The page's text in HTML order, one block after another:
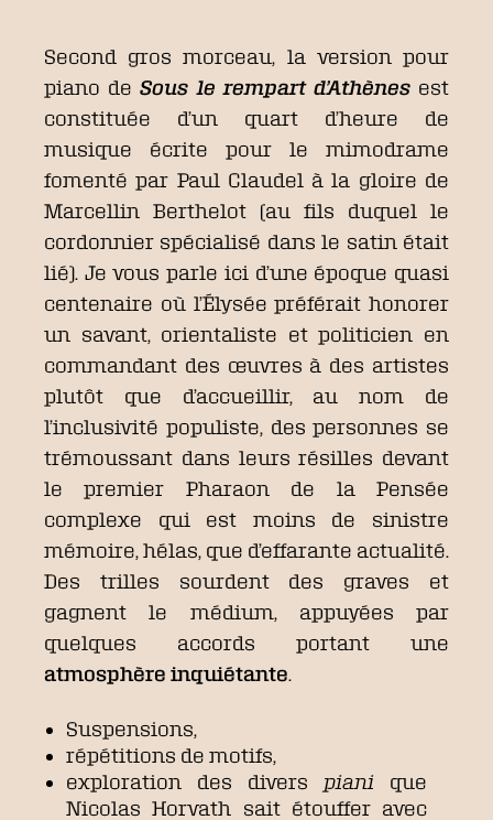
Second gros morceau, la version pour
piano deSous le rempart d’Athènesest
constituée d’un quart d’heure de
musique écrite pour le mimodrame
fomenté par Paul Claudel à la gloire de
Marcellin Berthelot (au fils duquel le
cordonnier spécialisé dans le satin était
lié). Je vous parle ici d’une époque quasi
centenaire où l’Élysée préférait honorer
un savant, orientaliste et politicien en
commandant des œuvres à des artistes
plutôt que d’accueillir, au nom de
l’inclusivité populiste, des personnes se
trémoussant dans leurs résilles devant
le premier Pharaon de la Pensée
complexe qui est moins de sinistre
mémoire, hélas, que d’effarante actualité.
Des trilles sourdent des graves et
gagnent le médium, appuyées par
quelques accords portant une
atmosphère inquiétante.
Suspensions,
répétitions de motifs,
exploration des divers piani que
Nicolas Horvath sait étouffer avec